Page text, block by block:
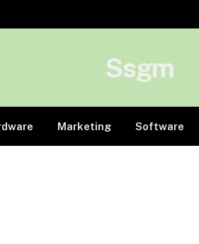
Ssgm
Marketing Software